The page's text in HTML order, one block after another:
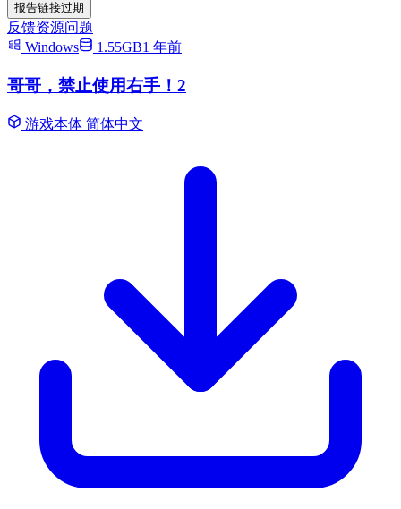
报告链接过期
反馈资源问题
Windows
1.55GB1 年前
哥哥，禁止使用右手！2
游戏本体 简体中文